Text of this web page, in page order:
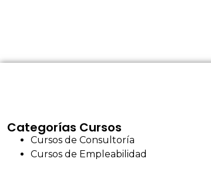
Categorías Cursos
Cursos de Consultoría
Cursos de Empleabilidad